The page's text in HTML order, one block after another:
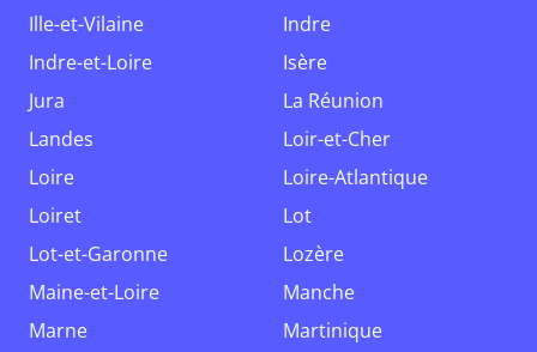
Ille-et-Vilaine
Indre
Indre-et-Loire
Isère
Jura
La Réunion
Landes
Loir-et-Cher
Loire
Loire-Atlantique
Loiret
Lot
Lot-et-Garonne
Lozère
Maine-et-Loire
Manche
Marne
Martinique